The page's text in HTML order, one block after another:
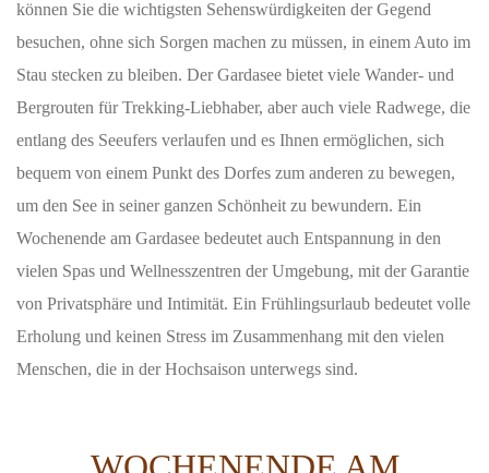
können Sie die wichtigsten Sehenswürdigkeiten der Gegend
besuchen, ohne sich Sorgen machen zu müssen, in einem Auto im
Stau stecken zu bleiben. Der Gardasee bietet viele Wander- und
Bergrouten für Trekking-Liebhaber, aber auch viele Radwege, die
entlang des Seeufers verlaufen und es Ihnen ermöglichen, sich
bequem von einem Punkt des Dorfes zum anderen zu bewegen,
um den See in seiner ganzen Schönheit zu bewundern. Ein
Wochenende am Gardasee bedeutet auch Entspannung in den
vielen Spas und Wellnesszentren der Umgebung, mit der Garantie
von Privatsphäre und Intimität. Ein Frühlingsurlaub bedeutet volle
Erholung und keinen Stress im Zusammenhang mit den vielen
Menschen, die in der Hochsaison unterwegs sind.